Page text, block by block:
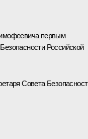
первым
Российской
Совета